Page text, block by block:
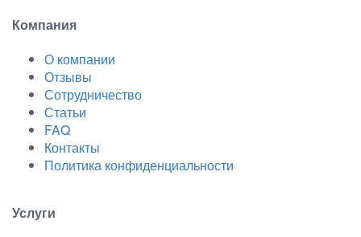
Компания
О компании
Отзывы
Сотрудничество
Статьи
FAQ
Контакты
Политика конфиденциальности
Услуги